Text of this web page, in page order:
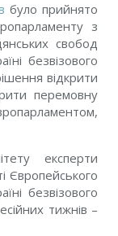
було прийнято
з
свобод
безвізового
відкрити
перемовну
експерти
Європейського
безвізового
тижнів –